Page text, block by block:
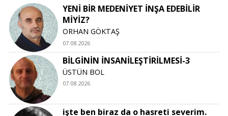
YENİ BİR MEDENİYET İNŞA EDEBİLİR
MİYİZ?
ORHAN GÖKTAŞ
07.08.2026
BİLGİNİN İNSANİLEŞTİRİLMESİ-3
ÜSTÜN BOL
07.08.2026
işte ben biraz da o hasreti severim.